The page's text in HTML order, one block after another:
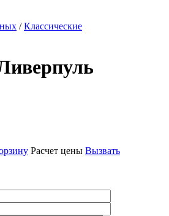
/Классические
Расчет цены Вызвать